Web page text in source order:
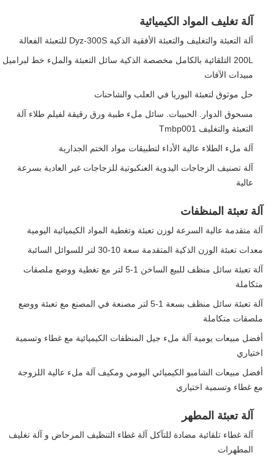
آلة تغليف المواد الكيميائية
آلة التعبئة والتغليف والتعبئة الأفقية الذكية Dyz-300S للتعبئة الفعالة
200L التلقائية بالكامل مخصصة الذكية سائل التعبئة والملء خط لبراميل
مبيدات الآفات
حل موثوق لتعبئة اليوريا في العلب والشاحنات
مسحوق الدوار. الحبيبات. سائل ملء طبية ورق رقيقة لفيلم طلاء آلة
التعبئة والتغليف Tmbp001
آلة ملء الطلاء عالية الأداء لتطبيقات مواد الختم الجدارية
آلة تصنيف الزجاجات اليدوية العنكبوتية للزجاجات غير العادية بسرعة
عالية
آلة تعبئة المنظفات
آلة متقدمة عالية السرعة لوزن تعبئة وتغطية المواد الكيميائية اليومية
معدات تعبئة الوزن الذكية المتقدمة سعة 10-30 لتر للسوائل السائبة
آلة تعبئة سائل منظف للبيع الساخن 1-5 لتر مع تغطية ووضع ملصقات
متكاملة
آلة تعبئة سائل منظف بسعة 1-5 لتر مصنعة في المصنع مع تعبئة ووضع
ملصقات متكاملة
أفضل مبيعات يومية آلة ملء جيل المنظفات الكيميائية مع غطاء وتسمية
اختياري
أفضل مبيعات الشامبو الكيميائي اليومي ومكيف آلة ملء عالية اللزوجة
مع غطاء وتسمية اختياري
آلة تعبئة المطهر
آلة غطاء تلقائية مضادة للتآكل آلة غطاء التنظيف المرحاض و آلة تغليف
المطهرات